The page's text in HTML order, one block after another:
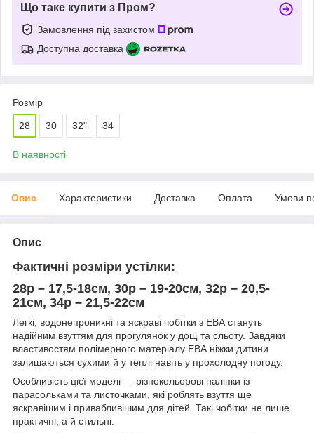
Що таке купити з Пром?
Замовлення під захистом
Доступна доставка
Розмір
28 30 32" 34
В наявності
Опис Характеристики Доставка Оплата Умови
Опис
Фактичні розміри устілки:
28р – 17,5-18см, 30р – 19-20см, 32р – 20,5-
21см, 34р – 21,5-22см
Легкі, водонепроникні та яскраві чобітки з ЕВА стануть
надійним взуттям для прогулянок у дощ та сльоту. Завдяки
властивостям полімерного матеріалу ЕВА ніжки дитини
залишаються сухими й у теплі навіть у прохолодну погоду.
Особливість цієї моделі — різнокольорові наліпки із
парасольками та листочками, які роблять взуття ще
яскравішим і привабливішим для дітей. Такі чобітки не лише
практичні, а й стильні.